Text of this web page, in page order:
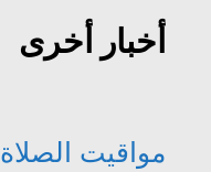
أخبار أخرى
مواقيت الصلاة